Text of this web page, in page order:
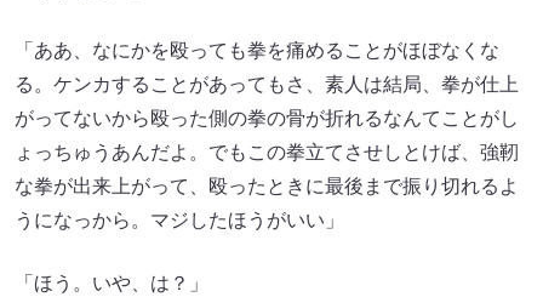
「ああ、なにかを殴っても拳を痛めることがほぼなくな
る。ケンカすることがあってもさ、素人は結局、拳が仕上
がってないから殴った側の拳の骨が折れるなんてことがし
ょっちゅうあんだよ。でもこの拳立てさせしとけば、強靭
な拳が出来上がって、殴ったときに最後まで振り切れるよ
うになっから。マジしたほうがいい」
「ほう。いや、は？」